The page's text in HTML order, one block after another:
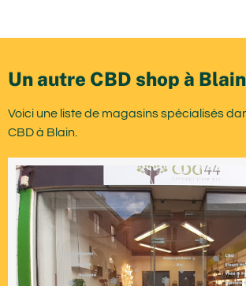
Un autre CBD shop à
Voici une liste de magasins spécialisés
CBD à Blain.